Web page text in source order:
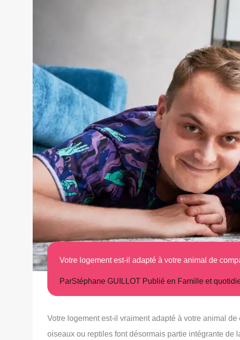
Votre logement est-il adapté à votre animal de
ParStéphane GUILLOT Publié en Famille et
Votre logement est-il vraiment adapté à votre animal
oiseaux ou reptiles font désormais partie intégrante de